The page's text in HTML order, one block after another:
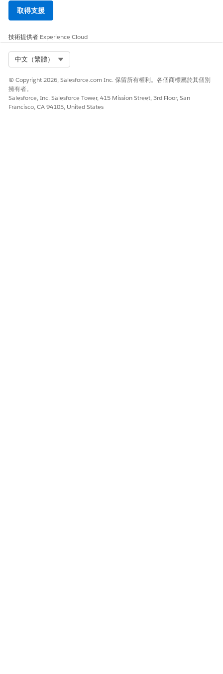
取得支援
技術提供者 Experience Cloud
中文（繁體）
© Copyright 2026, Salesforce.com Inc. 保留所有權利。各個商標屬於其個別
擁有者。
Salesforce, Inc. Salesforce Tower, 415 Mission Street, 3rd Floor, San
Francisco, CA 94105, United States